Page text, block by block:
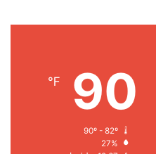
90
℉
27%